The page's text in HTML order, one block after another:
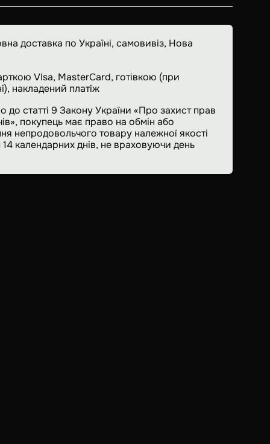
доставка по Україні, самовивіз, Нова
VIsa, MasterCard, готівкою (при
накладений платіж
до статті 9 Закону України «Про захист прав
покупець має право на обмін або
непродовольчого товару належної якості
календарних днів, не враховуючи день